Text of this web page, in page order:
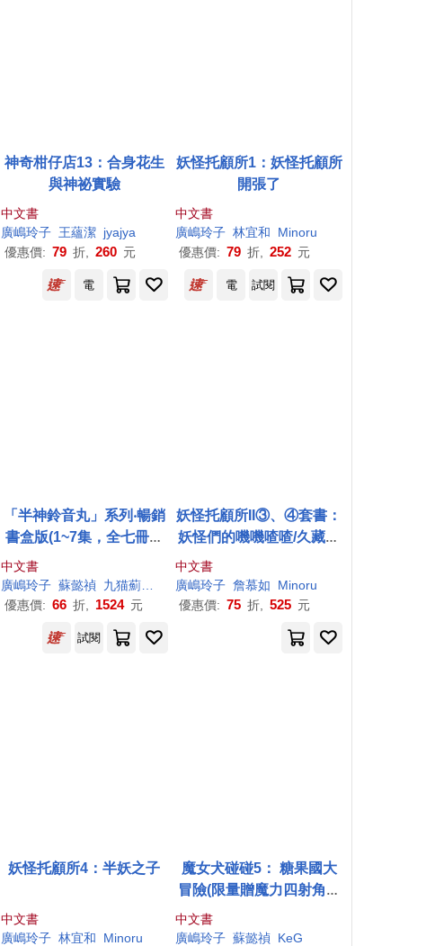
神奇柑仔店13：合身花生
與神祕實驗
中文書
廣嶋玲子 王蘊潔 jyajya
優惠價: 79 折, 260 元
妖怪托顧所1：妖怪托顧所
開張了
中文書
廣嶋玲子 林宜和
Minoru
優惠價: 79 折, 252 元
電 電 試閱
「半神鈴音丸」系列‧暢銷
書盒版(1~7集，全七冊，
限量加贈「半神搖搖壓克
力立牌」)
中文書
廣嶋玲子 蘇懿禎 九猫薊（九猫あざみ）
優惠價: 66 折, 1524 元
妖怪托顧所II③、④套書：
妖怪們的嘰嘰喳喳/久藏家
中文書
廣嶋玲子 詹慕如
Minoru
優惠價: 75 折, 525 元
試閱
妖怪托顧所4：半妖之子
中文書
廣嶋玲子 林宜和
Minoru
魔女犬碰碰5： 糖果國大
冒險(限量贈魔力四射角色
中文書
廣嶋玲子 蘇懿禎 KeG